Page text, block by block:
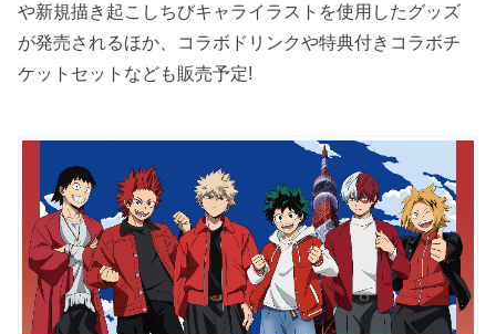
や新規描き起こしちびキャライラストを使用したグッズ
が発売されるほか、コラボドリンクや特典付きコラボチ
ケットセットなども販売予定!